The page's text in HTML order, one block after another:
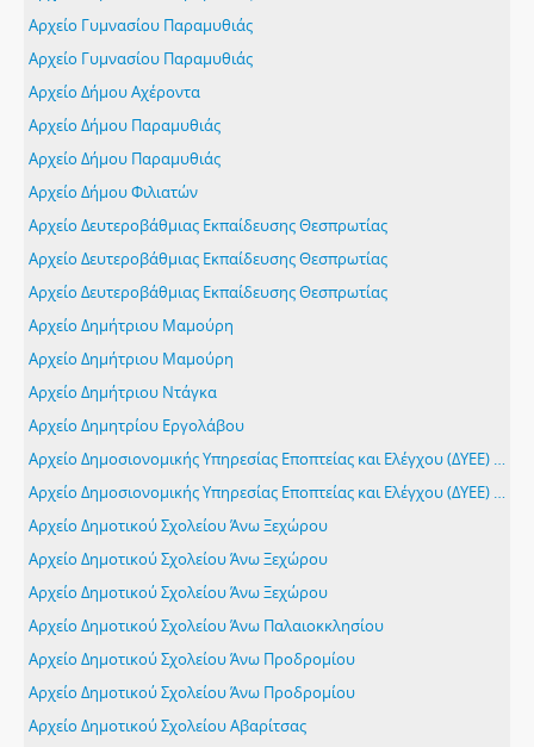
Αρχείο Γυμνασίου Παραμυθιάς
Αρχείο Γυμνασίου Παραμυθιάς
Αρχείο Δήμου Αχέροντα
Αρχείο Δήμου Παραμυθιάς
Αρχείο Δήμου Παραμυθιάς
Αρχείο Δήμου Φιλιατών
Αρχείο Δευτεροβάθμιας Εκπαίδευσης Θεσπρωτίας
Αρχείο Δευτεροβάθμιας Εκπαίδευσης Θεσπρωτίας
Αρχείο Δευτεροβάθμιας Εκπαίδευσης Θεσπρωτίας
Αρχείο Δημήτριου Μαμούρη
Αρχείο Δημήτριου Μαμούρη
Αρχείο Δημήτριου Ντάγκα
Αρχείο Δημητρίου Εργολάβου
Αρχείο Δημοσιονομικής Υπηρεσίας Εποπτείας και Ελέγχου (ΔΥΕΕ) Νομού Θεσπρωτίας
Αρχείο Δημοσιονομικής Υπηρεσίας Εποπτείας και Ελέγχου (ΔΥΕΕ) Νομού Θεσπρωτίας
Αρχείο Δημοτικού Σχολείου Άνω Ξεχώρου
Αρχείο Δημοτικού Σχολείου Άνω Ξεχώρου
Αρχείο Δημοτικού Σχολείου Άνω Ξεχώρου
Αρχείο Δημοτικού Σχολείου Άνω Παλαιοκκλησίου
Αρχείο Δημοτικού Σχολείου Άνω Προδρομίου
Αρχείο Δημοτικού Σχολείου Άνω Προδρομίου
Αρχείο Δημοτικού Σχολείου Αβαρίτσας